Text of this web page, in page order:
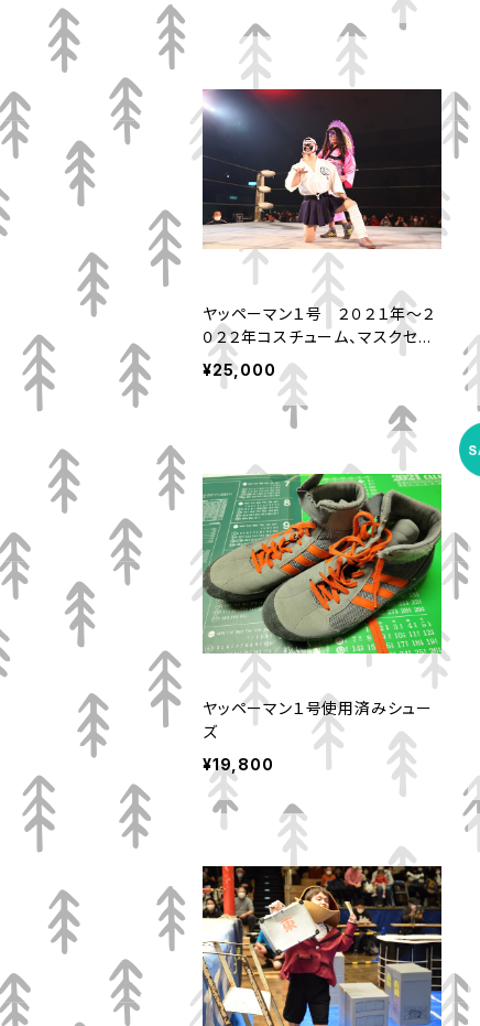
ヤッペーマン１号 ２０２１年～２
０２２年コスチューム、マスクセッ
ト
¥25,000
ヤッペーマン１号使用済みシュー
ズ
¥19,800